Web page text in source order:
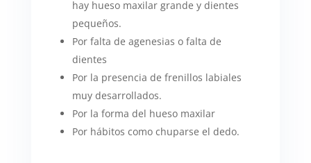
hay hueso maxilar grande y dientes
pequeños.
Por falta de agenesias o falta de
dientes
Por la presencia de frenillos labiales
muy desarrollados.
Por la forma del hueso maxilar
Por hábitos como chuparse el dedo.